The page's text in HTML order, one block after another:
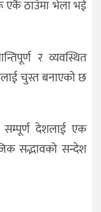
एकै ठाउँमा भेला भई
र व्यवस्थित
चुस्त बनाएको छ
सम्पूर्ण देशलाई एक
सद्भावको सन्देश